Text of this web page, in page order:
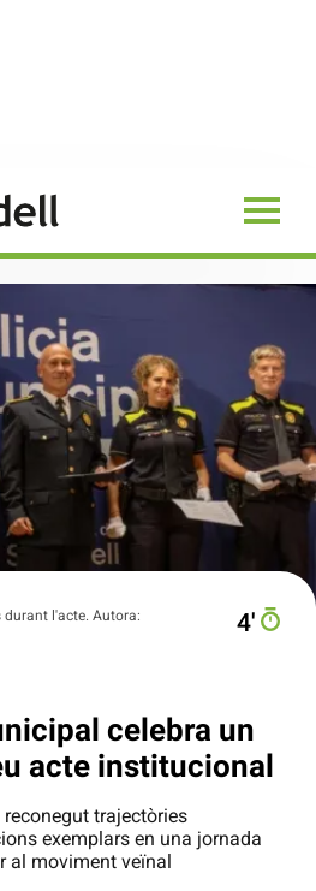
l'acte. Autora:
4′
celebra un
acte institucional
trajectòries
exemplars en una jornada
al moviment veïnal